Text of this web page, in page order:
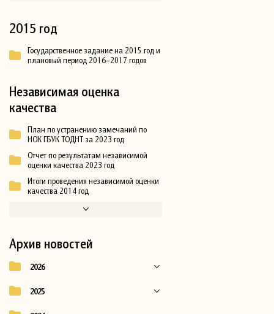
2015 год
Государственное задание на 2015 год и
плановый период 2016–2017 годов
Независимая оценка
качества
План по устранению замечаний по
НОК ГБУК ТОДНТ за 2023 год
Отчет по результатам независимой
оценки качества 2023 год
Итоги проведения независимой оценки
качества 2014 год
Архив новостей
2026
2025